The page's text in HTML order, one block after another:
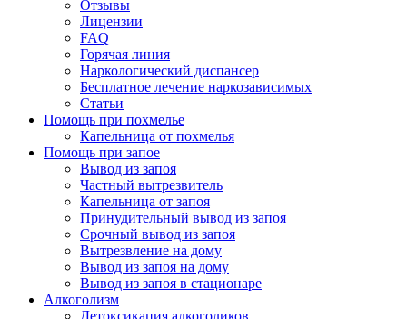
Отзывы
Лицензии
FAQ
Горячая линия
Наркологический диспансер
Бесплатное лечение наркозависимых
Статьи
Помощь при похмелье
Капельница от похмелья
Помощь при запое
Вывод из запоя
Частный вытрезвитель
Капельница от запоя
Принудительный вывод из запоя
Срочный вывод из запоя
Вытрезвление на дому
Вывод из запоя на дому
Вывод из запоя в стационаре
Алкоголизм
Детоксикация алкоголиков